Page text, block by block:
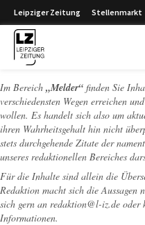
Leipziger Zeitung Stellenmarkt
Im Bereich „Melder“ finden Sie
verschiedensten Wegen erreichen
wollen. Es handelt sich also um
ihren Wahrheitsgehalt hin nicht
stets durchgehende Zitate der
unseres redaktionellen Bereiches
Für die Inhalte sind allein die
Redaktion macht sich die Aussagen
sich gern an redaktion@l-iz.de oder
Informationen.